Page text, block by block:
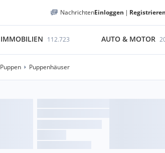
NachrichtenEinloggen | Registrieren
IMMOBILIEN 112.723 AUTO & MOTOR
Puppen Puppenhäuser